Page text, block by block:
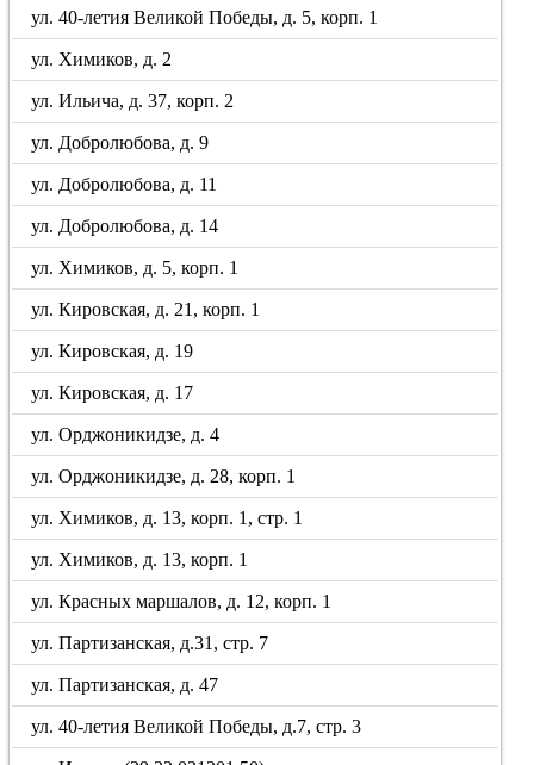
ул. 40-летия Великой Победы, д. 5, корп. 1
ул. Химиков, д. 2
ул. Ильича, д. 37, корп. 2
ул. Добролюбова, д. 9
ул. Добролюбова, д. 11
ул. Добролюбова, д. 14
ул. Химиков, д. 5, корп. 1
ул. Кировская, д. 21, корп. 1
ул. Кировская, д. 19
ул. Кировская, д. 17
ул. Орджоникидзе, д. 4
ул. Орджоникидзе, д. 28, корп. 1
ул. Химиков, д. 13, корп. 1, стр. 1
ул. Химиков, д. 13, корп. 1
ул. Красных маршалов, д. 12, корп. 1
ул. Партизанская, д.31, стр. 7
ул. Партизанская, д. 47
ул. 40-летия Великой Победы, д.7, стр. 3